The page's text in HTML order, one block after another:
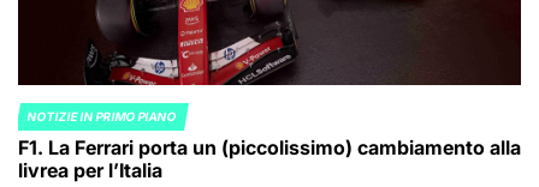
POSTED
IN
NOTIZIE IN PRIMO PIANO
F1. La Ferrari porta un (piccolissimo) cambiamento alla
livrea per l’Italia